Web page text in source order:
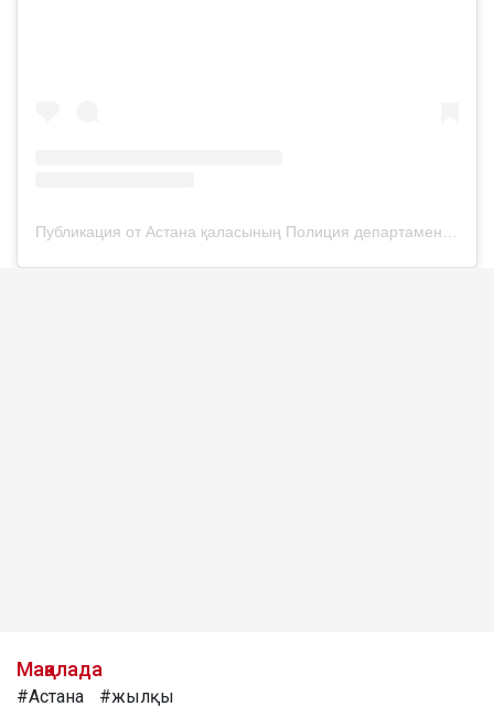
Мақалада
#Астана #жылқы